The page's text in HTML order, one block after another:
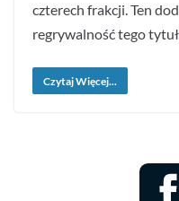
czterech frakcji. Ten
regrywalność tego
Czytaj Więcej...